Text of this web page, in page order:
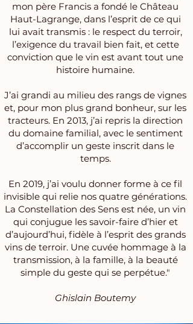
mon père Francis a fondé le Château
Haut-Lagrange, dans l’esprit de ce qui
lui avait transmis : le respect du terroir,
l’exigence du travail bien fait, et cette
conviction que le vin est avant tout une
histoire humaine.
J’ai grandi au milieu des rangs de vignes
et, pour mon plus grand bonheur, sur les
tracteurs. En 2013, j’ai repris la direction
du domaine familial, avec le sentiment
d’accomplir un geste inscrit dans le
temps.
En 2019, j’ai voulu donner forme à ce fil
invisible qui relie nos quatre générations.
La Constellation des Sens est née, un vin
qui conjugue les savoir-faire d’hier et
d’aujourd’hui, fidèle à l’esprit des grands
vins de terroir. Une cuvée hommage à la
transmission, à la famille, à la beauté
simple du geste qui se perpétue."
Ghislain Boutemy